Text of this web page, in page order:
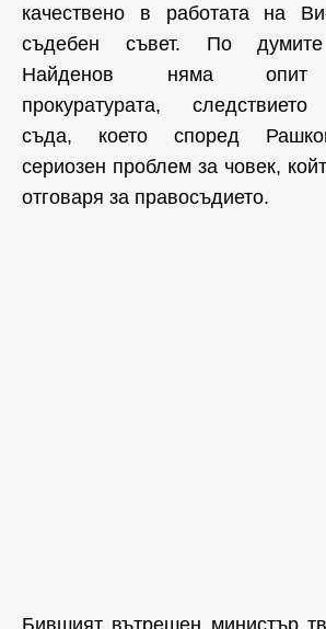
качествено в работата на
съдебен съвет. По
Найденов няма
прокуратурата,
съда, което според
сериозен проблем за човек,
отговаря за правосъдието.
Бившият вътрешен министър